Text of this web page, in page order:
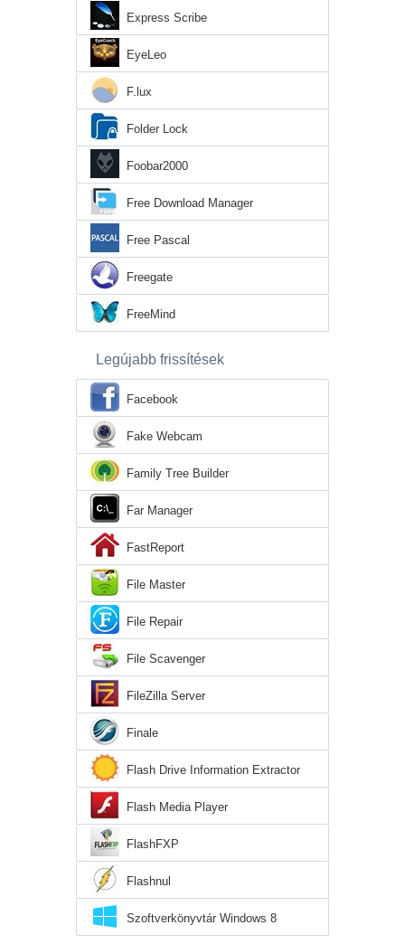
Express Scribe
EyeLeo
F.lux
Folder Lock
Foobar2000
Free Download Manager
Free Pascal
Freegate
FreeMind
Legújabb frissítések
Facebook
Fake Webcam
Family Tree Builder
Far Manager
FastReport
File Master
File Repair
File Scavenger
FileZilla Server
Finale
Flash Drive Information Extractor
Flash Media Player
FlashFXP
Flashnul
Szoftverkönyvtár Windows 8